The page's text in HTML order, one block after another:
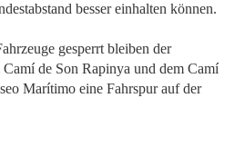
besser einhalten können.
gesperrt bleiben der
de Son Rapinya und dem Camí
Marítimo eine Fahrspur auf der